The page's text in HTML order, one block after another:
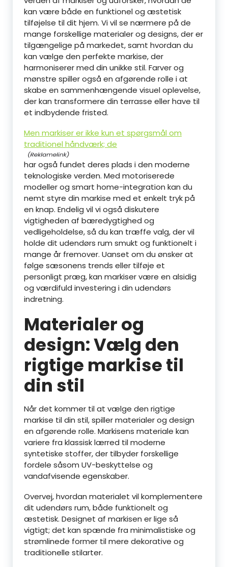
kan være både en funktionel og æstetisk
tilføjelse til dit hjem. Vi vil se nærmere på de
mange forskellige materialer og designs, der er
tilgængelige på markedet, samt hvordan du
kan vælge den perfekte markise, der
harmoniserer med din unikke stil. Farver og
mønstre spiller også en afgørende rolle i at
skabe en sammenhængende visuel oplevelse,
der kan transformere din terrasse eller have til
et indbydende fristed.
Men markiser er ikke kun et spørgsmål om
traditionel håndværk; de
har også fundet deres plads i den moderne
teknologiske verden. Med motoriserede
modeller og smart home-integration kan du
nemt styre din markise med et enkelt tryk på
en knap. Endelig vil vi også diskutere
vigtigheden af bæredygtighed og
vedligeholdelse, så du kan træffe valg, der vil
holde dit udendørs rum smukt og funktionelt i
mange år fremover. Uanset om du ønsker at
følge sæsonens trends eller tilføje et
personligt præg, kan markiser være en alsidig
og værdifuld investering i din udendørs
indretning.
Materialer og
design: Vælg den
rigtige markise til
din stil
Når det kommer til at vælge den rigtige
markise til din stil, spiller materialer og design
en afgørende rolle. Markisens materiale kan
variere fra klassisk lærred til moderne
syntetiske stoffer, der tilbyder forskellige
fordele såsom UV-beskyttelse og
vandafvisende egenskaber.
Overvej, hvordan materialet vil komplementere
dit udendørs rum, både funktionelt og
æstetisk. Designet af markisen er lige så
vigtigt; det kan spænde fra minimalistiske og
strømlinede former til mere dekorative og
traditionelle stilarter.